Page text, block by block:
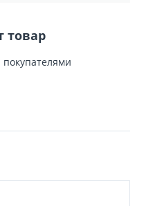
товар